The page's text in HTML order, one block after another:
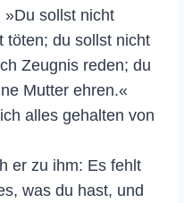
sollst nicht
töten; du sollst nicht
Zeugnis reden; du
Mutter ehren.«
alles gehalten von
er zu ihm: Es fehlt
was du hast, und